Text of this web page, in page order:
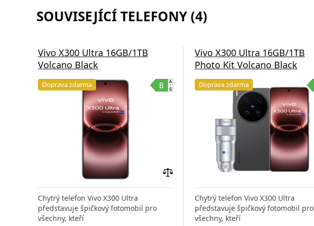
SOUVISEJÍCÍ TELEFONY (4)
Vivo X300 Ultra 16GB/1TB
Volcano Black
Doprava zdarma
porovnání
Chytrý telefon Vivo X300 Ultra
představuje špičkový fotomobil pro
všechny, kteří
Vivo X300 Ultra 16GB/1TB
Photo Kit Volcano Black
Doprava zdarma
Chytrý telefon Vivo X300 Ultra
představuje špičkový fotomobil pro
všechny, kteří